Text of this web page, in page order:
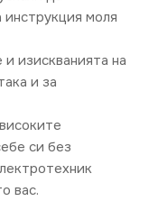
инструкция моля
изискванията на
и за
си без
вас.